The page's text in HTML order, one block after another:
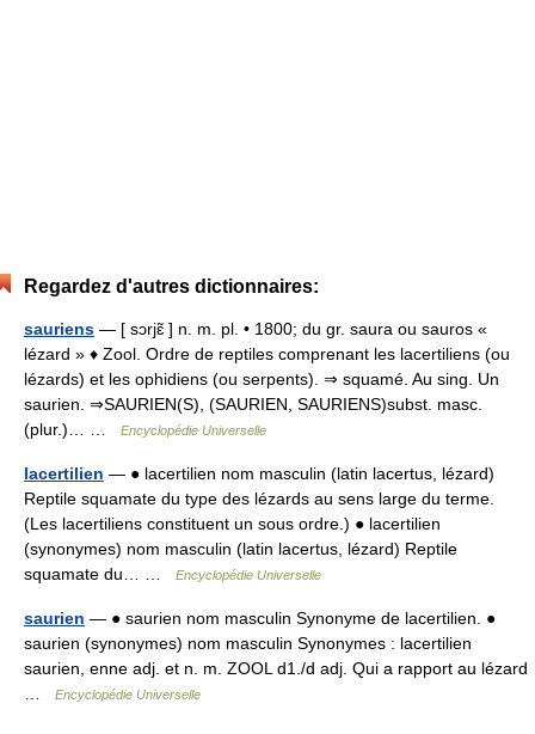
Regardez d'autres dictionnaires:
sauriens — [ sɔrjɛ̃ ] n. m. pl. • 1800; du gr. saura ou sauros «
lézard » ♦ Zool. Ordre de reptiles comprenant les lacertiliens (ou
lézards) et les ophidiens (ou serpents). ⇒ squamé. Au sing. Un
saurien. ⇒SAURIEN(S), (SAURIEN, SAURIENS)subst. masc.
(plur.)… …
Encyclopédie Universelle
lacertilien — ● lacertilien nom masculin (latin lacertus, lézard)
Reptile squamate du type des lézards au sens large du terme.
(Les lacertiliens constituent un sous ordre.) ● lacertilien
(synonymes) nom masculin (latin lacertus, lézard) Reptile
squamate du… …
Encyclopédie Universelle
saurien — ● saurien nom masculin Synonyme de lacertilien. ●
saurien (synonymes) nom masculin Synonymes : lacertilien
saurien, enne adj. et n. m. ZOOL d1./d adj. Qui a rapport au lézard
Encyclopédie Universelle